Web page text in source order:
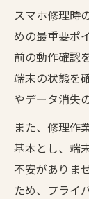
スマホ修理時
めの最重要ポ
前の動作確認
端末の状態を
やデータ消失
また、修理作
基本とし、端
不安がありま
ため、プライ